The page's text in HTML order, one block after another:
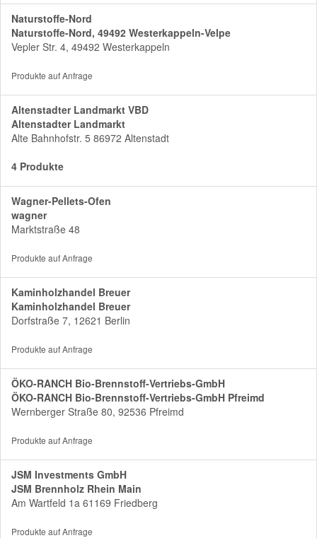
Naturstoffe-Nord
Naturstoffe-Nord, 49492 Westerkappeln-Velpe
Vepler Str. 4, 49492 Westerkappeln
Produkte auf Anfrage
Altenstadter Landmarkt VBD
Altenstadter Landmarkt
Alte Bahnhofstr. 5 86972 Altenstadt
4 Produkte
Wagner-Pellets-Ofen
wagner
Marktstraße 48
Produkte auf Anfrage
Kaminholzhandel Breuer
Kaminholzhandel Breuer
Dorfstraße 7, 12621 Berlin
Produkte auf Anfrage
ÖKO-RANCH Bio-Brennstoff-Vertriebs-GmbH
ÖKO-RANCH Bio-Brennstoff-Vertriebs-GmbH Pfreimd
Wernberger Straße 80, 92536 Pfreimd
Produkte auf Anfrage
JSM Investments GmbH
JSM Brennholz Rhein Main
Am Wartfeld 1a 61169 Friedberg
Produkte auf Anfrage